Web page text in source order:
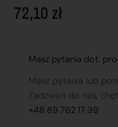
72,10 zł
Masz pytania dot.
Masz pytania lub
Zadzwoń do nas,
+48 89 762 17 39